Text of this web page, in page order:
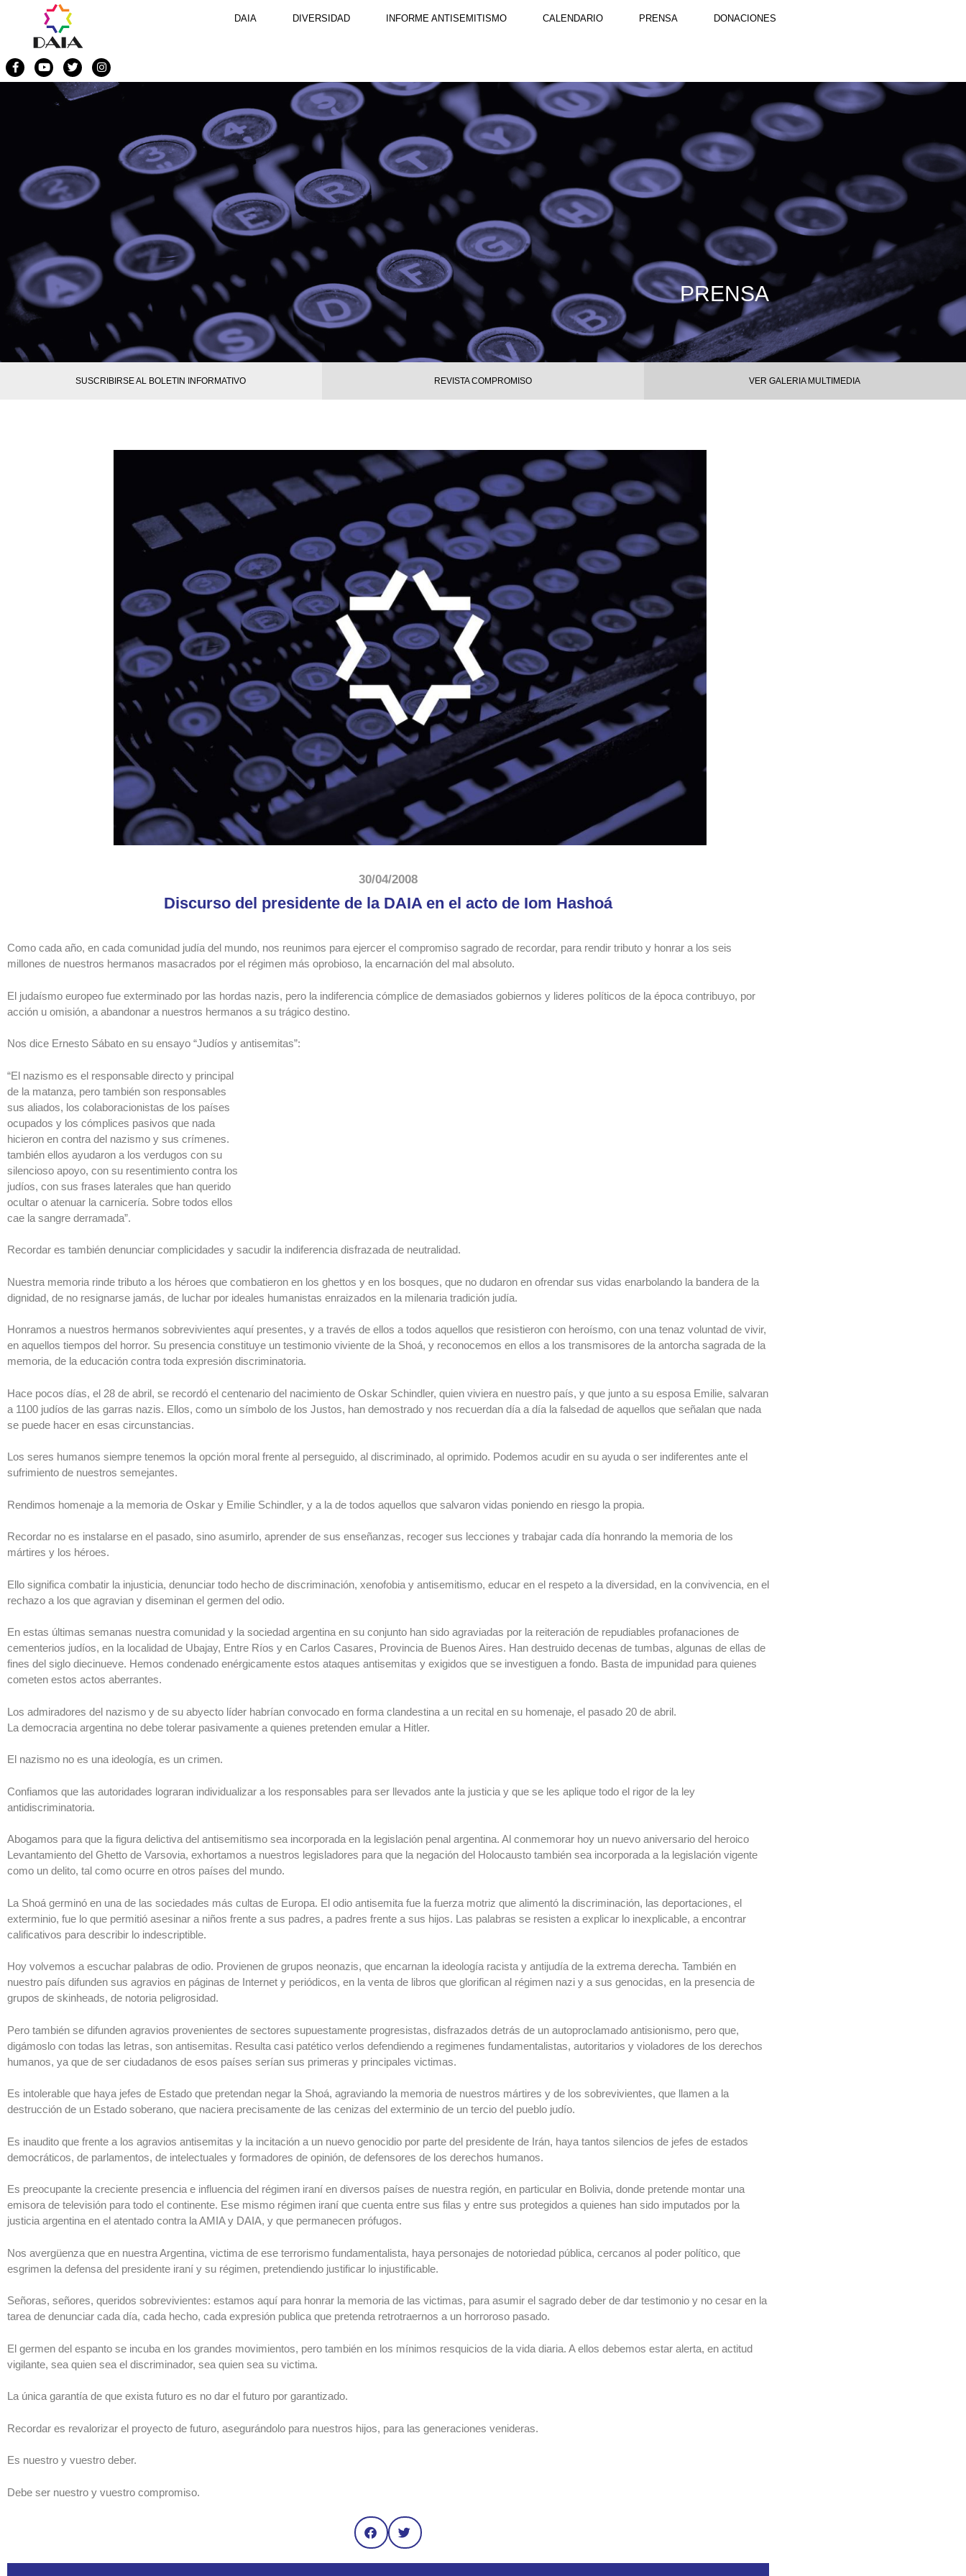
DAIA DIVERSIDAD INFORME ANTISEMITISMO CALENDARIO PRENSA DONACIONES
PRENSA
SUSCRIBIRSE AL BOLETIN INFORMATIVO REVISTA COMPROMISO VER GALERIA MULTIMEDIA
30/04/2008
Discurso del presidente de la DAIA en el acto de Iom Hashoá
Como cada año, en cada comunidad judía del mundo, nos reunimos para ejercer el compromiso sagrado de recordar, para rendir tributo y honrar a los seis
millones de nuestros hermanos masacrados por el régimen más oprobioso, la encarnación del mal absoluto.
El judaísmo europeo fue exterminado por las hordas nazis, pero la indiferencia cómplice de demasiados gobiernos y lideres políticos de la época contribuyo, por
acción u omisión, a abandonar a nuestros hermanos a su trágico destino.
Nos dice Ernesto Sábato en su ensayo “Judíos y antisemitas”:
“El nazismo es el responsable directo y principal
de la matanza, pero también son responsables
sus aliados, los colaboracionistas de los países
ocupados y los cómplices pasivos que nada
hicieron en contra del nazismo y sus crímenes.
también ellos ayudaron a los verdugos con su
silencioso apoyo, con su resentimiento contra los
judíos, con sus frases laterales que han querido
ocultar o atenuar la carnicería. Sobre todos ellos
cae la sangre derramada”.
Recordar es también denunciar complicidades y sacudir la indiferencia disfrazada de neutralidad.
Nuestra memoria rinde tributo a los héroes que combatieron en los ghettos y en los bosques, que no dudaron en ofrendar sus vidas enarbolando la bandera de la
dignidad, de no resignarse jamás, de luchar por ideales humanistas enraizados en la milenaria tradición judía.
Honramos a nuestros hermanos sobrevivientes aquí presentes, y a través de ellos a todos aquellos que resistieron con heroísmo, con una tenaz voluntad de vivir,
en aquellos tiempos del horror. Su presencia constituye un testimonio viviente de la Shoá, y reconocemos en ellos a los transmisores de la antorcha sagrada de la
memoria, de la educación contra toda expresión discriminatoria.
Hace pocos días, el 28 de abril, se recordó el centenario del nacimiento de Oskar Schindler, quien viviera en nuestro país, y que junto a su esposa Emilie, salvaran
a 1100 judíos de las garras nazis. Ellos, como un símbolo de los Justos, han demostrado y nos recuerdan día a día la falsedad de aquellos que señalan que nada
se puede hacer en esas circunstancias.
Los seres humanos siempre tenemos la opción moral frente al perseguido, al discriminado, al oprimido. Podemos acudir en su ayuda o ser indiferentes ante el
sufrimiento de nuestros semejantes.
Rendimos homenaje a la memoria de Oskar y Emilie Schindler, y a la de todos aquellos que salvaron vidas poniendo en riesgo la propia.
Recordar no es instalarse en el pasado, sino asumirlo, aprender de sus enseñanzas, recoger sus lecciones y trabajar cada día honrando la memoria de los
mártires y los héroes.
Ello significa combatir la injusticia, denunciar todo hecho de discriminación, xenofobia y antisemitismo, educar en el respeto a la diversidad, en la convivencia, en el
rechazo a los que agravian y diseminan el germen del odio.
En estas últimas semanas nuestra comunidad y la sociedad argentina en su conjunto han sido agraviadas por la reiteración de repudiables profanaciones de
cementerios judíos, en la localidad de Ubajay, Entre Ríos y en Carlos Casares, Provincia de Buenos Aires. Han destruido decenas de tumbas, algunas de ellas de
fines del siglo diecinueve. Hemos condenado enérgicamente estos ataques antisemitas y exigidos que se investiguen a fondo. Basta de impunidad para quienes
cometen estos actos aberrantes.
Los admiradores del nazismo y de su abyecto líder habrían convocado en forma clandestina a un recital en su homenaje, el pasado 20 de abril.
La democracia argentina no debe tolerar pasivamente a quienes pretenden emular a Hitler.
El nazismo no es una ideología, es un crimen.
Confiamos que las autoridades lograran individualizar a los responsables para ser llevados ante la justicia y que se les aplique todo el rigor de la ley
antidiscriminatoria.
Abogamos para que la figura delictiva del antisemitismo sea incorporada en la legislación penal argentina. Al conmemorar hoy un nuevo aniversario del heroico
Levantamiento del Ghetto de Varsovia, exhortamos a nuestros legisladores para que la negación del Holocausto también sea incorporada a la legislación vigente
como un delito, tal como ocurre en otros países del mundo.
La Shoá germinó en una de las sociedades más cultas de Europa. El odio antisemita fue la fuerza motriz que alimentó la discriminación, las deportaciones, el
exterminio, fue lo que permitió asesinar a niños frente a sus padres, a padres frente a sus hijos. Las palabras se resisten a explicar lo inexplicable, a encontrar
calificativos para describir lo indescriptible.
Hoy volvemos a escuchar palabras de odio. Provienen de grupos neonazis, que encarnan la ideología racista y antijudía de la extrema derecha. También en
nuestro país difunden sus agravios en páginas de Internet y periódicos, en la venta de libros que glorifican al régimen nazi y a sus genocidas, en la presencia de
grupos de skinheads, de notoria peligrosidad.
Pero también se difunden agravios provenientes de sectores supuestamente progresistas, disfrazados detrás de un autoproclamado antisionismo, pero que,
digámoslo con todas las letras, son antisemitas. Resulta casi patético verlos defendiendo a regimenes fundamentalistas, autoritarios y violadores de los derechos
humanos, ya que de ser ciudadanos de esos países serían sus primeras y principales victimas.
Es intolerable que haya jefes de Estado que pretendan negar la Shoá, agraviando la memoria de nuestros mártires y de los sobrevivientes, que llamen a la
destrucción de un Estado soberano, que naciera precisamente de las cenizas del exterminio de un tercio del pueblo judío.
Es inaudito que frente a los agravios antisemitas y la incitación a un nuevo genocidio por parte del presidente de Irán, haya tantos silencios de jefes de estados
democráticos, de parlamentos, de intelectuales y formadores de opinión, de defensores de los derechos humanos.
Es preocupante la creciente presencia e influencia del régimen iraní en diversos países de nuestra región, en particular en Bolivia, donde pretende montar una
emisora de televisión para todo el continente. Ese mismo régimen iraní que cuenta entre sus filas y entre sus protegidos a quienes han sido imputados por la
justicia argentina en el atentado contra la AMIA y DAIA, y que permanecen prófugos.
Nos avergüenza que en nuestra Argentina, victima de ese terrorismo fundamentalista, haya personajes de notoriedad pública, cercanos al poder político, que
esgrimen la defensa del presidente iraní y su régimen, pretendiendo justificar lo injustificable.
Señoras, señores, queridos sobrevivientes: estamos aquí para honrar la memoria de las victimas, para asumir el sagrado deber de dar testimonio y no cesar en la
tarea de denunciar cada día, cada hecho, cada expresión publica que pretenda retrotraernos a un horroroso pasado.
El germen del espanto se incuba en los grandes movimientos, pero también en los mínimos resquicios de la vida diaria. A ellos debemos estar alerta, en actitud
vigilante, sea quien sea el discriminador, sea quien sea su victima.
La única garantía de que exista futuro es no dar el futuro por garantizado.
Recordar es revalorizar el proyecto de futuro, asegurándolo para nuestros hijos, para las generaciones venideras.
Es nuestro y vuestro deber.
Debe ser nuestro y vuestro compromiso.